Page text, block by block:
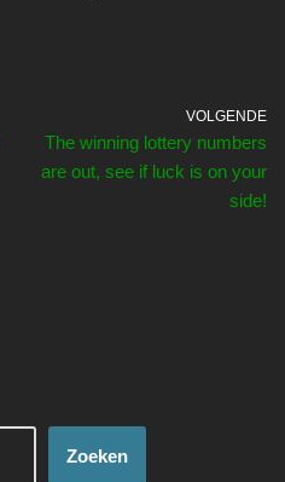
VOLGENDE
The winning lottery numbers
are out, see if luck is on your
side!
Zoeken